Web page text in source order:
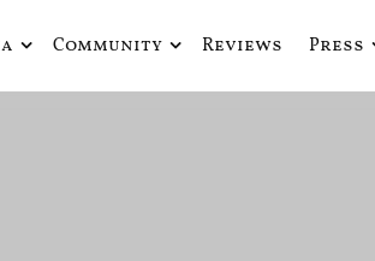
nórdica y ciencia ficción
Community Reviews Press